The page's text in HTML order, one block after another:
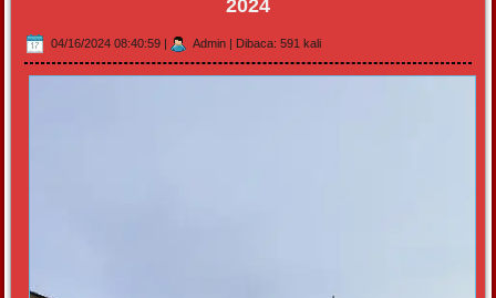
2024
04/16/2024 08:40:59 Admin Dibaca: 591 kali